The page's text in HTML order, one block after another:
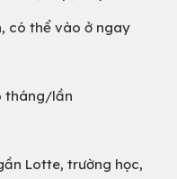
có thể vào ở ngay
tháng/lần
Lotte, trường học,